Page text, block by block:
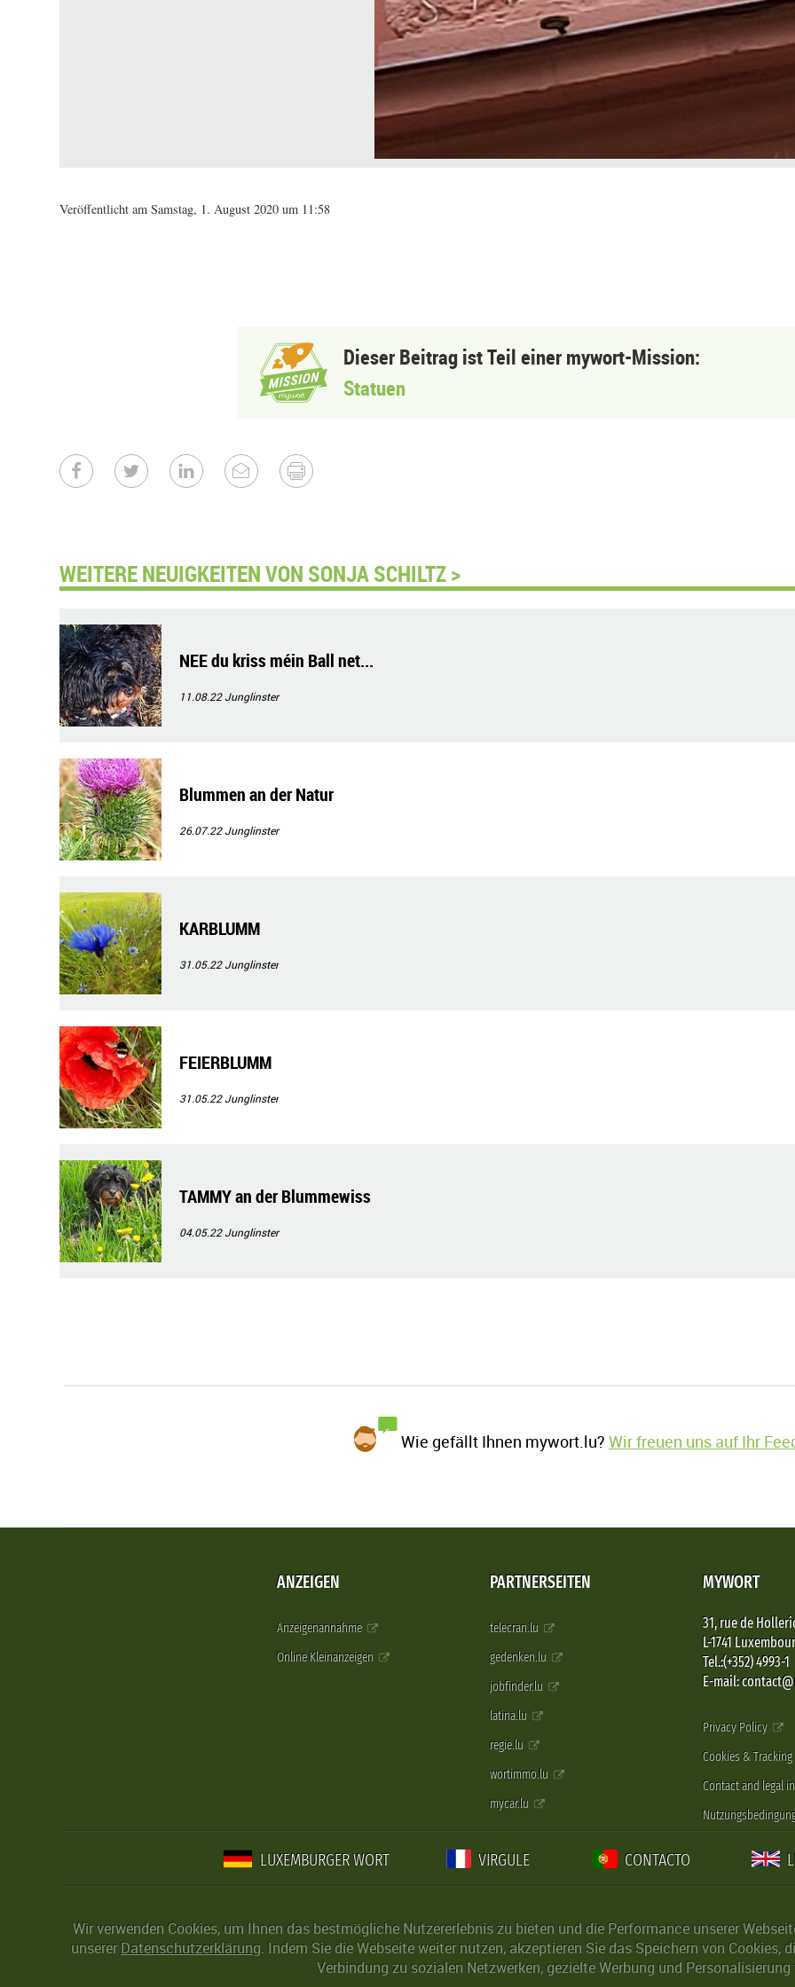
Veröffentlicht am Samstag, 1. August 2020 um 11:58
Dieser Beitrag ist Teil einer mywort-Mission:
Statuen
WEITERE NEUIGKEITEN VON SONJA SCHILTZ >
NEE du kriss méin Ball net...
11.08.22Junglinster
Blummen an der Natur
26.07.22Junglinster
KARBLUMM
31.05.22Junglinster
FEIERBLUMM
31.05.22Junglinster
TAMMY an der Blummewiss
04.05.22Junglinster
Wie gefällt Ihnen mywort.lu?Wir freuen uns auf Ihr
ANZEIGEN
Anzeigenannahme
Online Kleinanzeigen
PARTNERSEITEN
telecran.lu
gedenken.lu
jobfinder.lu
latina.lu
regie.lu
wortimmo.lu
mycar.lu
MYWORT
31, rue de
L-1741
Tel.:(+352) 4993-1
E-mail:
Privacy Policy
Cookies & Tracking
Contact and legal
LUXEMBURGER WORT VIRGULE CONTACTO
Wir verwenden Cookies, um Ihnen das bestmögliche Nutzererlebnis zu bieten und die Performance unserer
unserer Datenschutzerklärung. Indem Sie die Webseite weiter nutzen, akzeptieren Sie das Speichern von
Verbindung zu sozialen Netzwerken, gezielte Werbung und